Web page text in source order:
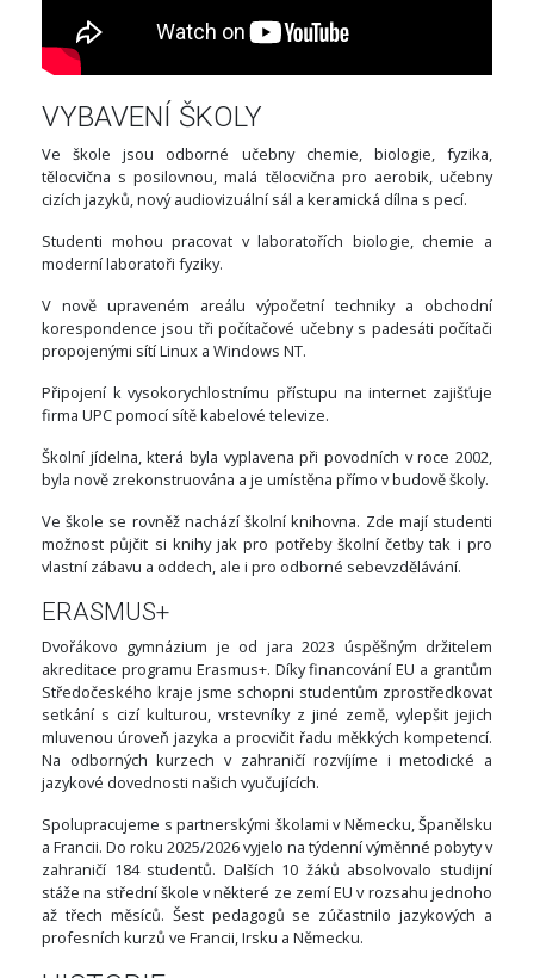
VYBAVENÍ ŠKOLY
Ve škole jsou odborné učebny chemie, biologie, fyzika,
tělocvična s posilovnou, malá tělocvična pro aerobik, učebny
cizích jazyků, nový audiovizuální sál a keramická dílna s pecí.
Studenti mohou pracovat v laboratořích biologie, chemie a
moderní laboratoři fyziky.
V nově upraveném areálu výpočetní techniky a obchodní
korespondence jsou tři počítačové učebny s padesáti počítači
propojenými sítí Linux a Windows NT.
Připojení k vysokorychlostnímu přístupu na internet zajišťuje
firma UPC pomocí sítě kabelové televize.
Školní jídelna, která byla vyplavena při povodních v roce 2002,
byla nově zrekonstruována a je umístěna přímo v budově školy.
Ve škole se rovněž nachází školní knihovna. Zde mají studenti
možnost půjčit si knihy jak pro potřeby školní četby tak i pro
vlastní zábavu a oddech, ale i pro odborné sebevzdělávání.
ERASMUS+
Dvořákovo gymnázium je od jara 2023 úspěšným držitelem
akreditace programu Erasmus+. Díky financování EU a grantům
Středočeského kraje jsme schopni studentům zprostředkovat
setkání s cizí kulturou, vrstevníky z jiné země, vylepšit jejich
mluvenou úroveň jazyka a procvičit řadu měkkých kompetencí.
Na odborných kurzech v zahraničí rozvíjíme i metodické a
jazykové dovednosti našich vyučujících.
Spolupracujeme s partnerskými školami v Německu, Španělsku
a Francii. Do roku 2025/2026 vyjelo na týdenní výměnné pobyty v
zahraničí 184 studentů. Dalších 10 žáků absolvovalo studijní
stáže na střední škole v některé ze zemí EU v rozsahu jednoho
až třech měsíců. Šest pedagogů se zúčastnilo jazykových a
profesních kurzů ve Francii, Irsku a Německu.